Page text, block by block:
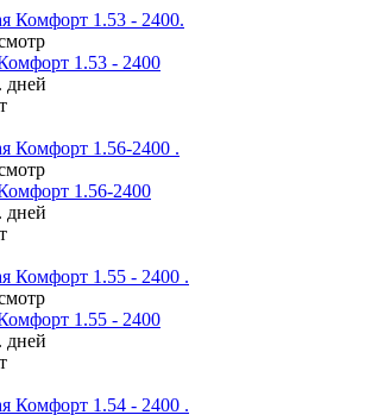
1.53 - 2400
дней
1.56-2400
дней
1.55 - 2400
дней